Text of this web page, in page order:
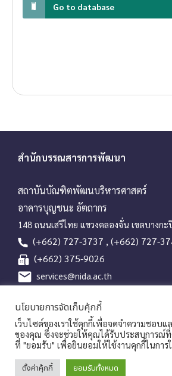
Go to database
สำนักบรรณสารการพัฒนา
สถาบันบัณฑิตพัฒนบริหารศาสตร์
อาคารบุญชนะ อัตถากร
148 ถนนเสรีไทย แขวงคลองจั่น เขตบางก
(+662) 727-3737 , (+662) 727-
(+662) 375-9026
services@nida.ac.th
Line OA
Copyrights © 2026 Library and
นโยบายการจัดเก็บคุ้กกี้
เว็บไซต์ของเราใช้คุกกี้เพื่อจดจำความชอบแ
ของคุณ ซึ่งจะช่วยให้คุณได้รับประสบการณ์ที่
ที่ "ยอมรับ" เพื่อยินยอมให้ใช้งานคุกกี้ในการ
ตั้งค่าคุ้กกี้ ยอมรับทั้งหมด